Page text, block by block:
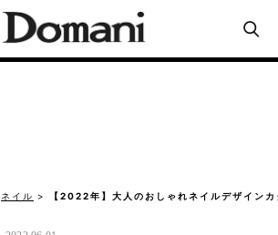
ネイル 【2022年】大人のおしゃれネイルデザイン